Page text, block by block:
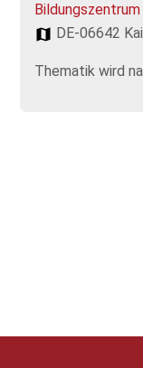
Bildungszentrum
DE-06642
Thematik wird